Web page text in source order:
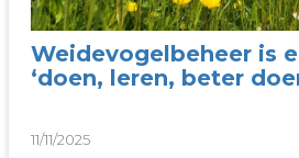
Weidevogelbeheer is
‘doen, leren, beter
11/11/2025